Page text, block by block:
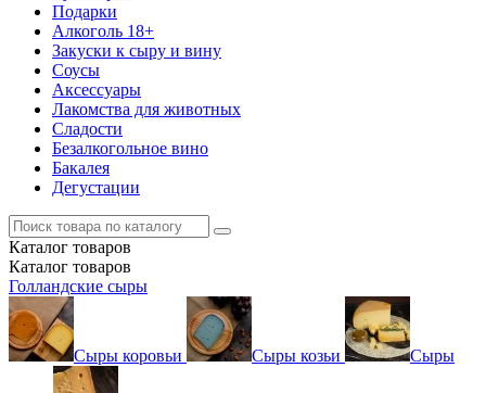
Подарки
Алкоголь 18+
Закуски к сыру и вину
Соусы
Аксессуары
Лакомства для животных
Сладости
Безалкогольное вино
Бакалея
Дегустации
Каталог товаров
Каталог товаров
Голландские сыры
Сыры коровьи Сыры козьи Сыры